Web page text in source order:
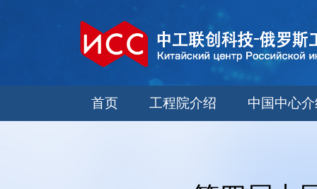
首页 工程院介绍 中国中心